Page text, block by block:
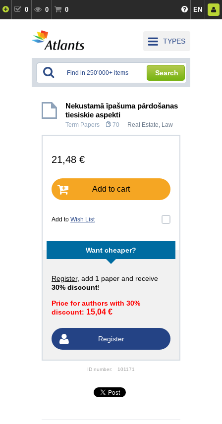
0 0 0 EN
TYPES
Search
Nekustamā īpašuma pārdošanas
tiesiskie aspekti
Term Papers 70 Real Estate, Law
21,48 €
Add to cart
Add to Wish List
Want cheaper?
Register, add 1 paper and receive
30% discount!
Price for authors with 30%
discount: 15,04 €
Register
ID number: 101171